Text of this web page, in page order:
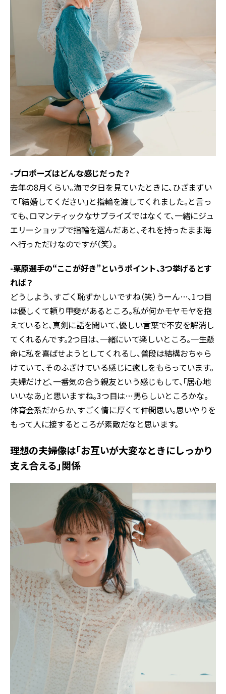
-プロポーズはどんな感じだった？
去年の8月くらい。海で夕日を見ていたときに、ひざまずい
て「結婚してください」と指輪を渡してくれました。と言っ
ても、ロマンティックなサプライズではなくて、一緒にジュ
エリーショップで指輪を選んだあと、それを持ったまま海
へ行っただけなのですが（笑）。
-栗原選手の“ここが好き”というポイント、3つ挙げるとす
れば？
どうしよう、すごく恥ずかしいですね（笑）うーん…、1つ目
は優しくて頼り甲斐があるところ。私が何かモヤモヤを抱
えていると、真剣に話を聞いて、優しい言葉で不安を解消し
てくれるんです。2つ目は、一緒にいて楽しいところ。一生懸
命に私を喜ばせようとしてくれるし、普段は結構おちゃら
けていて、そのふざけている感じに癒しをもらっています。
夫婦だけど、一番気の合う親友という感じもして、「居心地
いいなあ」と思いますね。3つ目は…男らしいところかな。
体育会系だからか、すごく情に厚くて仲間思い。思いやりを
もって人に接するところが素敵だなと思います。
理想の夫婦像は「お互いが大変なときにしっかり
支え合える」関係